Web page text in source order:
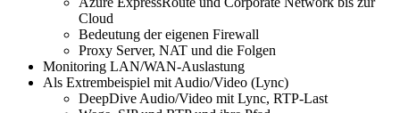
Cloud
Bedeutung der eigenen Firewall
Proxy Server, NAT und die Folgen
Monitoring LAN/WAN-Auslastung
Als Extrembeispiel mit Audio/Video (Lync)
DeepDive Audio/Video mit Lync, RTP-Last